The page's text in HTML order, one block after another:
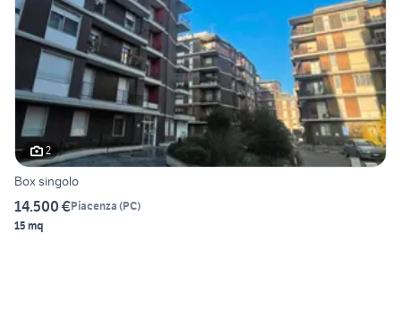
2
Box singolo
14.500 €Piacenza (PC)
15 mq